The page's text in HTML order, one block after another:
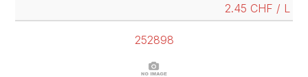
2.45 CHF / L
252898